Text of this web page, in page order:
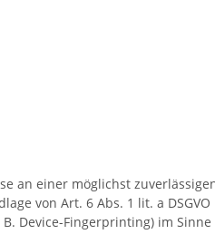
an einer möglichst
von Art. 6 Abs. 1 lit. a DSGVO
Device-Fingerprinting) im Sinne